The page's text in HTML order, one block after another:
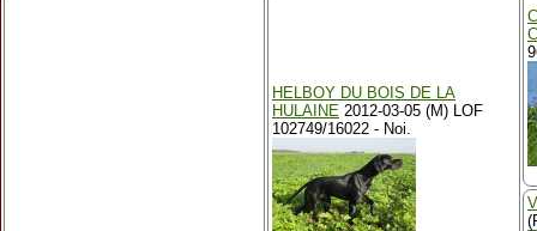
HELBOY DU BOIS DE LA
HULAINE 2012-03-05 (M) LOF
102749/16022 - Noi.